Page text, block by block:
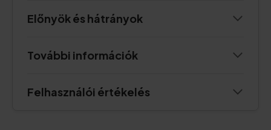
Előnyök és hátrányok
További információk
Felhasználói értékelés